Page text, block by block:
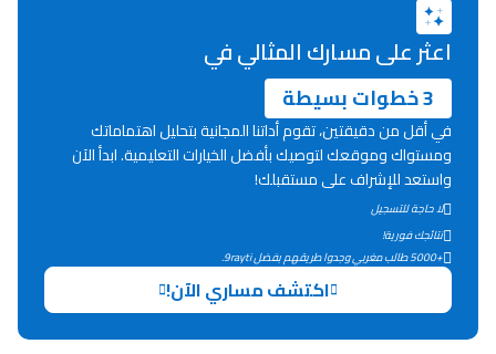
التعليم الثانوي التأهيلي
Collège au Maroc
اعثر على مسارك المثالي في
3 خطوات بسيطة
في أقل من دقيقتين، تقوم أداتنا المجانية بتحليل اهتماماتك
ومستواك وموقعك لتوصيك بأفضل الخيارات التعليمية. ابدأ الآن
واستعد للإشراف على مستقبلك!
لا حاجة للتسجيل
نتائجك فورية!
+5000 طالب مغربي وجدوا طريقهم بفضل 9rayti.
اكتشف مساري الآن!